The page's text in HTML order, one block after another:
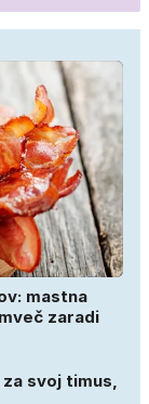
mastna
zaradi
svoj timus,